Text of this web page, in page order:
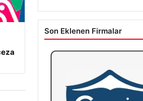
Son Eklenen Firmalar